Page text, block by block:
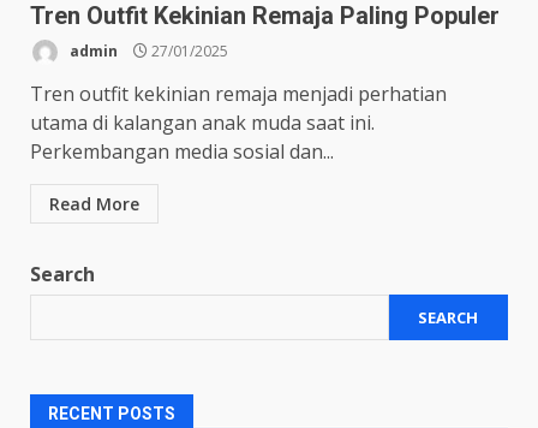
Tren Outfit Kekinian Remaja Paling Populer
admin 27/01/2025
Tren outfit kekinian remaja menjadi perhatian
utama di kalangan anak muda saat ini.
Perkembangan media sosial dan...
Read More
Search
SEARCH
RECENT POSTS